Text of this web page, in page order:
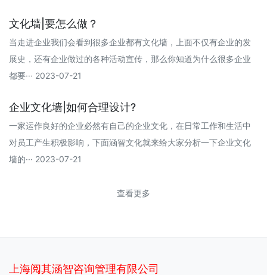
文化墙|要怎么做？
当走进企业我们会看到很多企业都有文化墙，上面不仅有企业的发
展史，还有企业做过的各种活动宣传，那么你知道为什么很多企业
都要··· 2023-07-21
企业文化墙|如何合理设计?
一家运作良好的企业必然有自己的企业文化，在日常工作和生活中
对员工产生积极影响，下面涵智文化就来给大家分析一下企业文化
墙的··· 2023-07-21
查看更多
上海阅其涵智咨询管理有限公司